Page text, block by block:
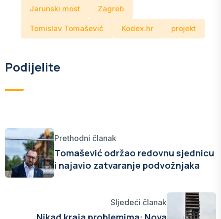
Jarunski most Zagreb
Tomislav Tomašević Kodex.hr projekt
Podijelite
Prethodni članak
Tomašević održao redovnu sjednicu
i najavio zatvaranje podvožnjaka
Sljedeći članak